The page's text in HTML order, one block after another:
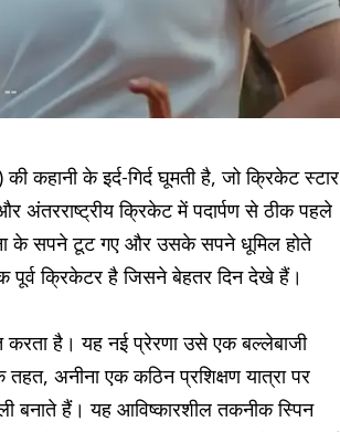
कहानी के इर्द-गिर्द घूमती है, जो क्रिकेट स्टार
अंतरराष्ट्रीय क्रिकेट में पदार्पण से ठीक पहले
के सपने टूट गए और उसके सपने धूमिल होते
पूर्व क्रिकेटर है जिसने बेहतर दिन देखे हैं।
करता है। यह नई प्रेरणा उसे एक बल्लेबाजी
अनीना एक कठिन प्रशिक्षण यात्रा पर
बनाते हैं। यह आविष्कारशील तकनीक स्पिन